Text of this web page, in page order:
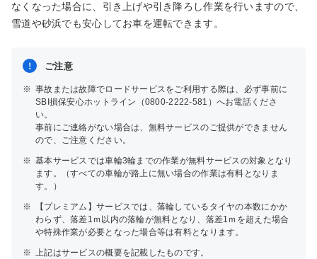
なくなった場合に、引き上げや引き降ろし作業を行いますので、
雪道や砂浜でも安心してお車を運転できます。
ご注意
※ 事故または故障でロードサービスをご利用する際は、必ず事前に
SBI損保安心ホットライン（0800-2222-581）へお電話くださ
い。
事前にご連絡がない場合は、無料サービスのご提供ができません
ので、ご注意ください。
※ 基本サービスでは車輪3輪までの作業が無料サービスの対象となり
ます。（すべての車輪が路上に無い場合の作業は有料となりま
す。）
※
【プレミアム】サービスでは、落輪しているタイヤの本数にかか
わらず、落差1ｍ以内の落輪が無料となり、落差1ｍを超えた場合
や特殊作業が必要となった場合等は有料となります。
※ 上記はサービスの概要を記載したものです。